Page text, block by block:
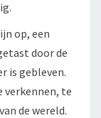
op, een
door de
is gebleven.
verkennen, te
de wereld.